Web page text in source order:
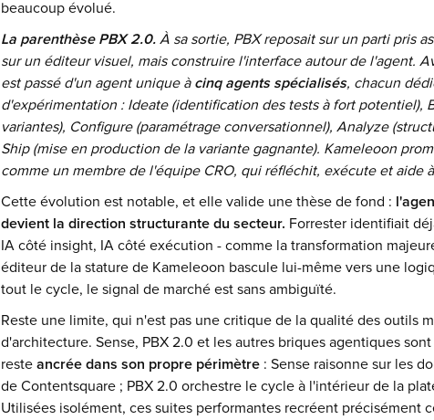
beaucoup évolué.
La parenthèse PBX 2.0. À sa sortie, PBX reposait sur un parti pris
sur un éditeur visuel, mais construire l'interface autour de l'agent.
est passé d'un agent unique à cinq agents spécialisés, chacun
d'expérimentation : Ideate (identification des tests à fort potentiel),
variantes), Configure (paramétrage conversationnel), Analyze
Ship (mise en production de la variante gagnante). Kameleoon
comme un membre de l'équipe CRO, qui réfléchit, exécute et aide
Cette évolution est notable, et elle valide une thèse de fond :
devient la direction structurante du secteur. Forrester identifiait
IA côté insight, IA côté exécution - comme la transformation
éditeur de la stature de Kameleoon bascule lui-même vers une
tout le cycle, le signal de marché est sans ambiguïté.
Reste une limite, qui n'est pas une critique de la qualité des outils
d'architecture. Sense, PBX 2.0 et les autres briques agentiques
reste ancrée dans son propre périmètre : Sense raisonne sur les
de Contentsquare ; PBX 2.0 orchestre le cycle à l'intérieur de la
Utilisées isolément, ces suites performantes recréent précisément